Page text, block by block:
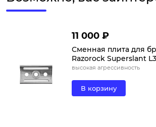
11 000 ₽
Сменная плита для
Razorock Superslant L3
высокая агрессивность
В корзину